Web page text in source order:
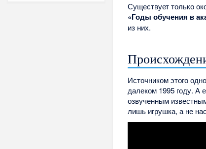
Существует только
«Годы обучения в
из них.
Источником этого
далеком 1995 году. А
озвученным
лишь игрушка, а не